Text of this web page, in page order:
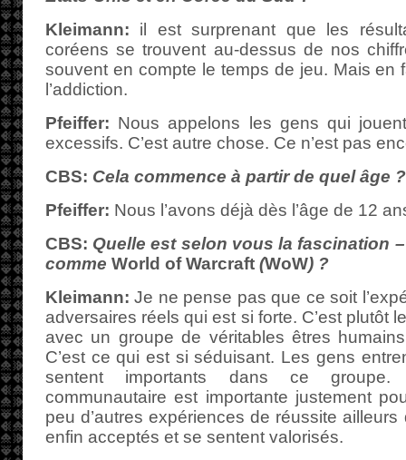
Kleimann: il est surprenant que les
coréens se trouvent au-dessus de nos
souvent en compte le temps de jeu. Mais en
l’addiction.
Pfeiffer: Nous appelons les gens qui
excessifs. C’est autre chose. Ce n’est pas
CBS: Cela commence à partir de quel âge ?
Pfeiffer: Nous l’avons déjà dès l’âge de 12
CBS: Quelle est selon vous la fascination
comme World of Warcraft (WoW) ?
Kleimann: Je ne pense pas que ce soit
adversaires réels qui est si forte. C’est plutôt
avec un groupe de véritables êtres
C’est ce qui est si séduisant. Les gens
sentent importants dans ce
communautaire est importante justement
peu d’autres expériences de réussite
enfin acceptés et se sentent valorisés.